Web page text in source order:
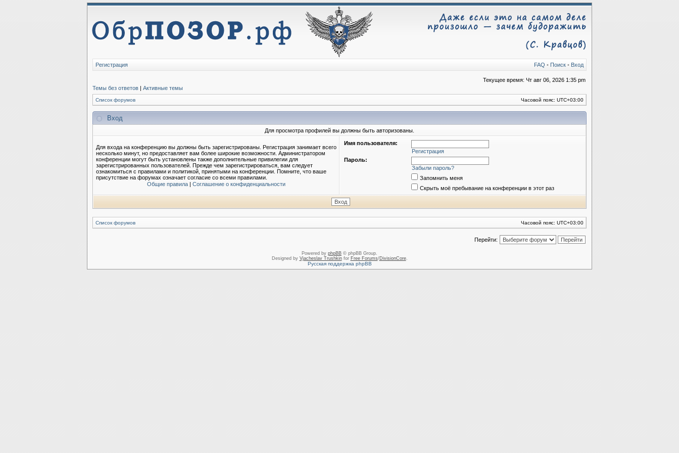
FAQ • Поиск • Вход
Регистрация
Текущее время: Чт авг 06, 2026 1:35 pm
Темы без ответов | Активные темы
Список форумов Часовой пояс: UTC+03:00
Вход
Для просмотра профилей вы должны быть авторизованы.
Для входа на конференцию вы должны быть зарегистрированы. Регистрация занимает всего
несколько минут, но предоставляет вам более широкие возможности. Администратором
конференции могут быть установлены также дополнительные привилегии для
зарегистрированных пользователей. Прежде чем зарегистрироваться, вам следует
ознакомиться с правилами и политикой, принятыми на конференции. Помните, что ваше
присутствие на форумах означает согласие со всеми правилами.
Общие правила | Соглашение о конфиденциальности
Имя пользователя:
Регистрация
Пароль:
Забыли пароль?
Запомнить меня
Скрыть моё пребывание на конференции в этот раз
Список форумов Часовой пояс: UTC+03:00
Перейти:
Powered by phpBB © phpBB Group.
Designed by Vjacheslav Trushkinfor Free Forums/DivisionCore.
Русская поддержка phpBB